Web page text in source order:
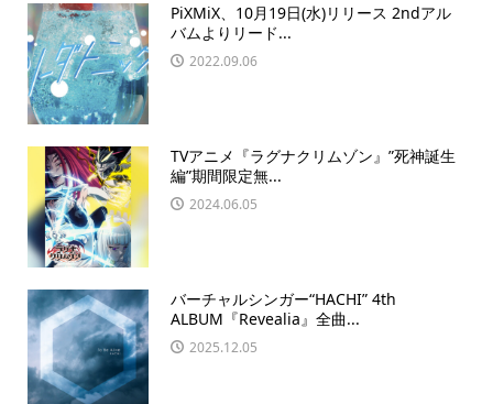
PiXMiX、10月19日(水)リリース 2ndアル
バムよりリード...
2022.09.06
TVアニメ『ラグナクリムゾン』”死神誕生
編”期間限定無...
2024.06.05
バーチャルシンガー“HACHI” 4th
ALBUM『Revealia』全曲...
2025.12.05